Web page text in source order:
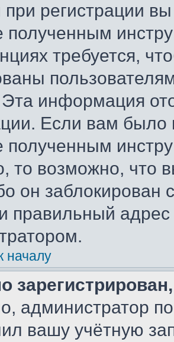
при регистрации
полученным
требуется,
Эта информация
Если вам
полученным
то возможно, что
он
правильный адрес
началу
администратор
вашу учётную